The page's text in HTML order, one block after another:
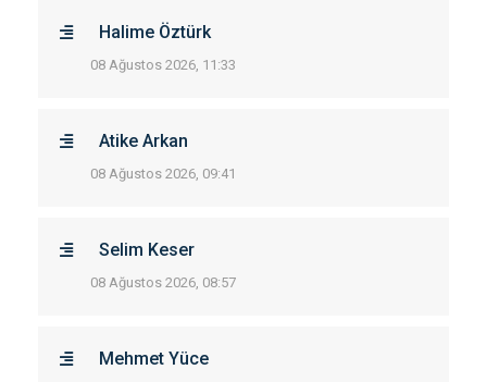
Halime Öztürk
08 Ağustos 2026, 11:33
Atike Arkan
08 Ağustos 2026, 09:41
Selim Keser
08 Ağustos 2026, 08:57
Mehmet Yüce